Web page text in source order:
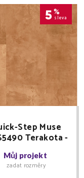
5 %
sleva
Step Muse
Terakota -
podlaha
Můj projekt
zadat rozměry